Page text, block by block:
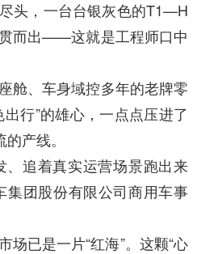
头，一台台银灰色的T1—H
而出——这就是工程师口中
舱、车身域控多年的老牌零
行”的雄心，一点点压进了
产线。
、追着真实运营场景跑出来
集团股份有限公司商用车事
场已是一片“红海”。这颗“心